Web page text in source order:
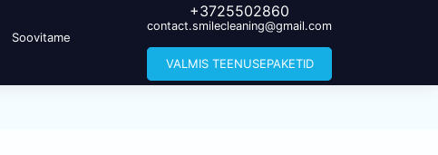
Soovitame
+3725502860
contact.smilecleaning@gmail.com
VALMIS TEENUSEPAKETID